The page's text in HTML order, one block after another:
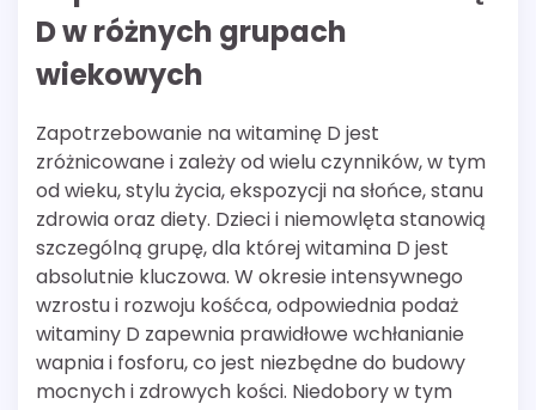
D w różnych grupach
wiekowych
Zapotrzebowanie na witaminę D jest
zróżnicowane i zależy od wielu czynników, w tym
od wieku, stylu życia, ekspozycji na słońce, stanu
zdrowia oraz diety. Dzieci i niemowlęta stanowią
szczególną grupę, dla której witamina D jest
absolutnie kluczowa. W okresie intensywnego
wzrostu i rozwoju kośćca, odpowiednia podaż
witaminy D zapewnia prawidłowe wchłanianie
wapnia i fosforu, co jest niezbędne do budowy
mocnych i zdrowych kości. Niedobory w tym